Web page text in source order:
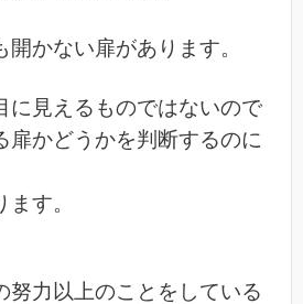
かない扉があります。
に見えるものではないので
扉かどうかを判断するのに
す。
努力以上のことをしている